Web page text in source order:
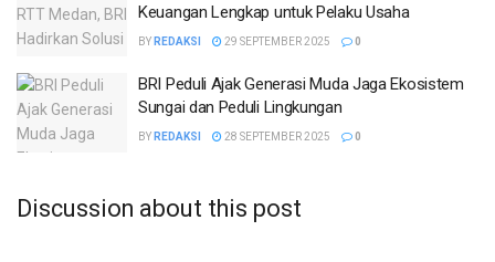
Keuangan Lengkap untuk Pelaku Usaha
BY REDAKSI 29 SEPTEMBER 2025 0
BRI Peduli Ajak Generasi Muda Jaga Ekosistem
Sungai dan Peduli Lingkungan
BY REDAKSI 28 SEPTEMBER 2025 0
Discussion about this post